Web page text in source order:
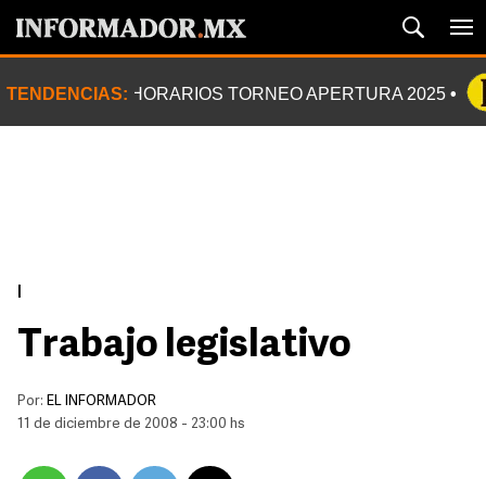
TENDENCIAS: HORARIOS TORNEO APERTURA 2025
Trabajo legislativo
Por: EL INFORMADOR
11 de diciembre de 2008 - 23:00 hs